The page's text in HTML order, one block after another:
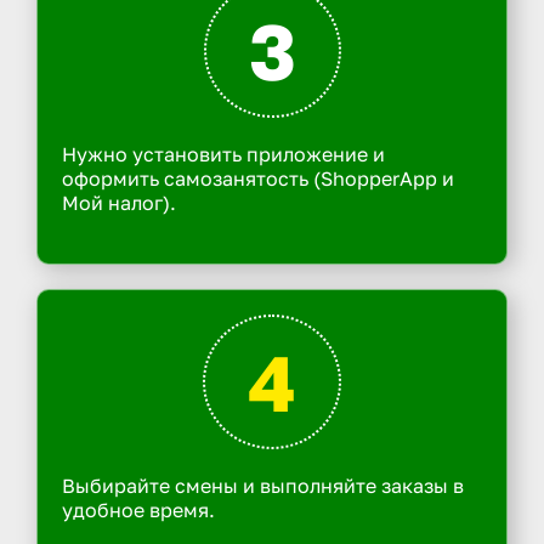
3
Нужно установить приложение и
оформить самозанятость (ShopperApp и
Мой налог).
4
Выбирайте смены и выполняйте заказы в
удобное время.